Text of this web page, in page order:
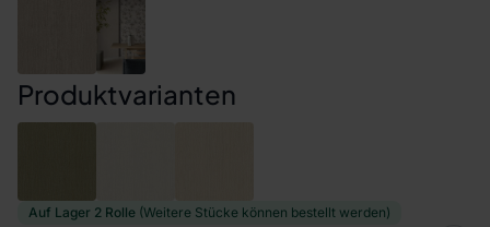
Auf Lager 2 Rolle (Weitere Stücke können bestellt werden)
Produktvarianten